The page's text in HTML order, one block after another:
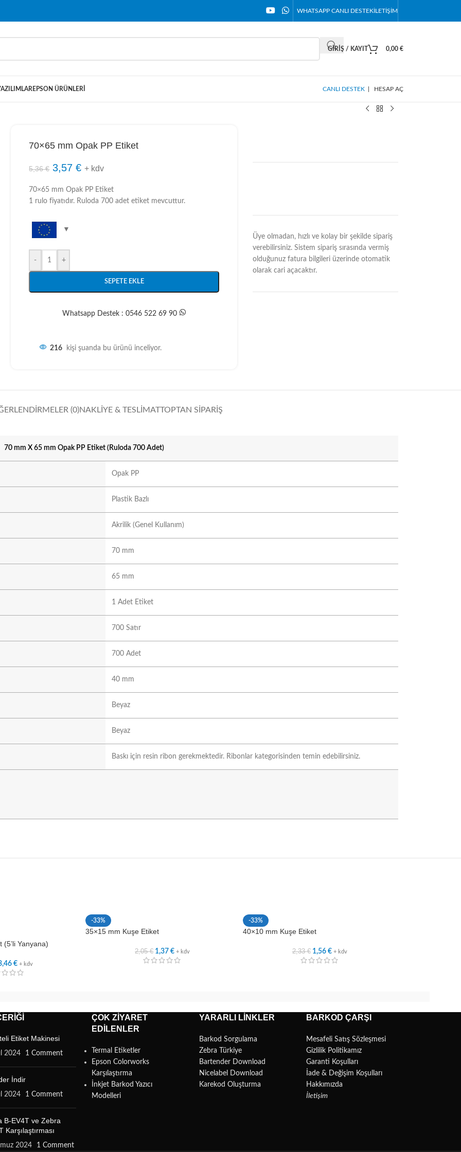
WHATSAPP CANLI DESTEKİLETIŞIM
GIRIŞ / KAYIT 0,00 €
EPSON ÜRÜNLERI CANLI DESTEK HESAP AÇ
70×65 mm Opak PP Etiket
5,36€ 3,57€ + kdv
70×65 mm Opak PP Etiket
1 rulo fiyatıdır. Ruloda 700 adet etiket mevcuttur.
- +
SEPETE EKLE
Whatsapp Destek : 0546 522 69 90
216 kişi şuanda bu ürünü inceliyor.
Üye olmadan, hızlı ve kolay bir şekilde sipariş
verebilirsiniz. Sistem sipariş sırasında vermiş
olduğunuz fatura bilgileri üzerinde otomatik
olarak cari açacaktır.
(0)NAKLIYE & TESLIMATTOPTAN SIPARIŞ
70 mm X 65 mm Opak PP Etiket (Ruloda 700 Adet)
Opak PP
Plastik Bazlı
Akrilik (Genel Kullanım)
70 mm
65 mm
1 Adet Etiket
700 Satır
700 Adet
40 mm
Beyaz
Beyaz
Baskı için resin ribon gerekmektedir. Ribonlar kategorisinden temin edebilirsiniz.
Yanyana)
€ + kdv
-33%
35×15 mm Kuşe Etiket
2,05€ 1,37€ + kdv
-33%
40×10 mm Kuşe Etiket
2,33€ 1,56 € + kdv
Etiket Makinesi
2024 1 Comment
İndir
2024 1 Comment
B-EV4T ve Zebra
Karşılaştırması
2024 1 Comment
ÇOK ZIYARET
EDILENLER
Termal Etiketler
Epson Colorworks
Karşılaştırma
İnkjet Barkod Yazıcı
Modelleri
YARARLI LINKLER
Barkod Sorgulama
Zebra Türkiye
Bartender Download
Nicelabel Download
Karekod Oluşturma
BARKOD ÇARŞI
Mesafeli Satış Sözleşmesi
Gizlilik Politikamız
Garanti Koşulları
İade & Değişim Koşulları
Hakkımızda
İletişim